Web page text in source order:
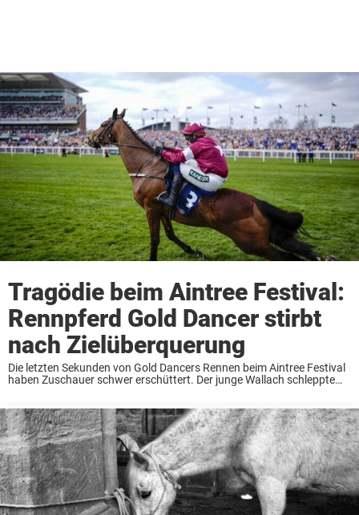
Tragödie beim Aintree Festival:
Rennpferd Gold Dancer stirbt
nach Zielüberquerung
Die letzten Sekunden von Gold Dancers Rennen beim Aintree Festival
haben Zuschauer schwer erschüttert. Der junge Wallach schleppte